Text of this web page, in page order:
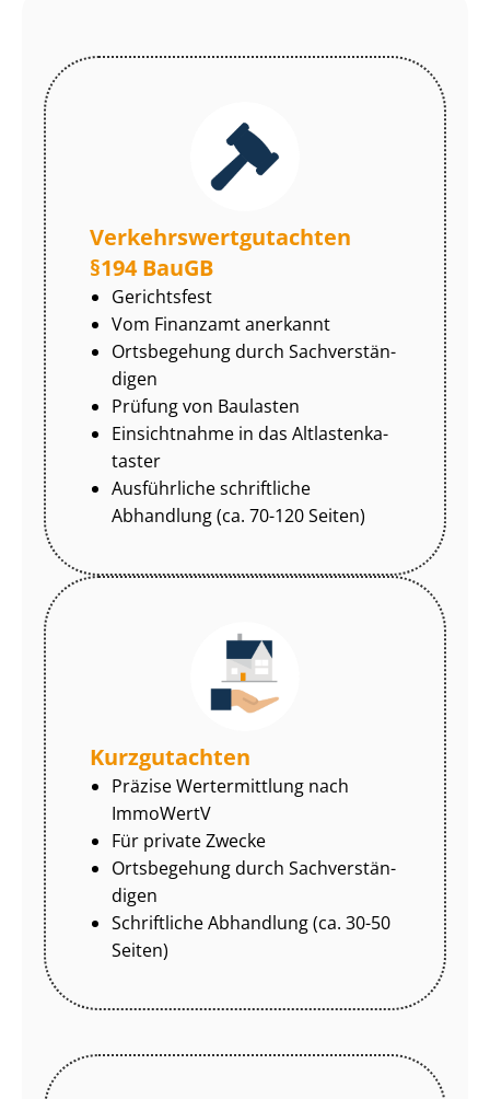
Ver­kehrs­wert­gut­ach­ten
§194 BauGB
Gerichtsfest
Vom Finanzamt anerkannt
Ortsbegehung durch Sach­ver­stän­
di­gen
Prüfung von Baulasten
Einsichtnahme in das Alt­las­ten­ka­
tas­ter
Ausführliche schriftliche
Abhandlung (ca. 70-120 Seiten)
Kurzgutachten
Präzise Wertermittlung nach
ImmoWertV
Für private Zwecke
Ortsbegehung durch Sach­ver­stän­
di­gen
Schriftliche Abhandlung (ca. 30-50
Seiten)